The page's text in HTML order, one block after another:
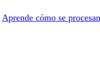
Aprende cómo se